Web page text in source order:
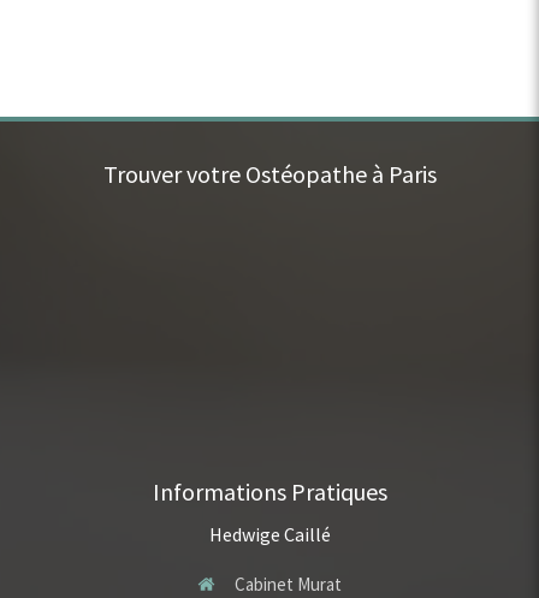
Trouver votre Ostéopathe à Paris
Informations Pratiques
Hedwige Caillé
Cabinet Murat